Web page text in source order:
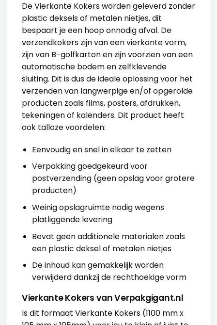
De Vierkante Kokers worden geleverd zonder
plastic deksels of metalen nietjes, dit
bespaart je een hoop onnodig afval. De
verzendkokers zijn van een vierkante vorm,
zijn van B-golfkarton en zijn voorzien van een
automatische bodem en zelfklevende
sluiting. Dit is dus de ideale oplossing voor het
verzenden van langwerpige en/of opgerolde
producten zoals films, posters, afdrukken,
tekeningen of kalenders. Dit product heeft
ook talloze voordelen:
Eenvoudig en snel in elkaar te zetten
Verpakking goedgekeurd voor
postverzending (geen opslag voor grotere
producten)
Weinig opslagruimte nodig wegens
platliggende levering
Bevat geen additionele materialen zoals
een plastic deksel of metalen nietjes
De inhoud kan gemakkelijk worden
verwijderd dankzij de rechthoekige vorm
Vierkante Kokers van Verpakgigant.nl
Is dit formaat Vierkante Kokers (1100 mm x